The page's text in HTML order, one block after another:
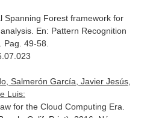
Spanning Forest framework for
En: Pattern Recognition
Pag. 49-58.
Salmerón García, Javier Jesús,
Luis:
for the Cloud Computing Era.